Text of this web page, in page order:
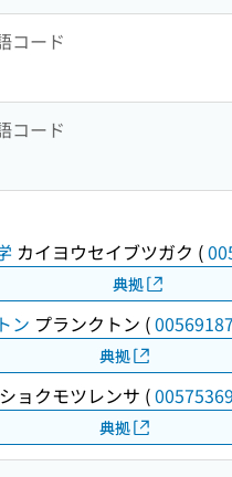
コード
コード
カイヨウセイブツガク (
典拠
ン プランクトン (00569187
典拠
ショクモツレンサ (00575369
典拠